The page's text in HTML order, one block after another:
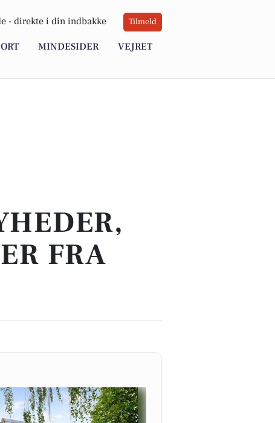
- direkte i din indbakke Tilmeld
MINDESIDER VEJRET
FRA